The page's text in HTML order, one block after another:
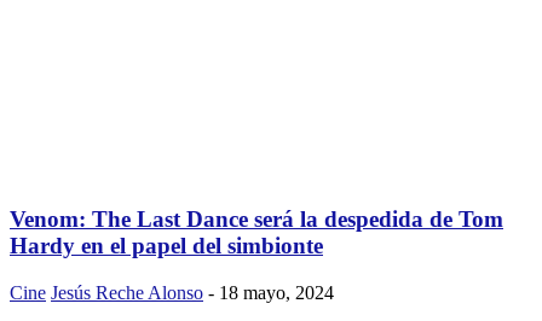
Venom: The Last Dance será la despedida de Tom
Hardy en el papel del simbionte
Cine Jesús Reche Alonso - 18 mayo, 2024